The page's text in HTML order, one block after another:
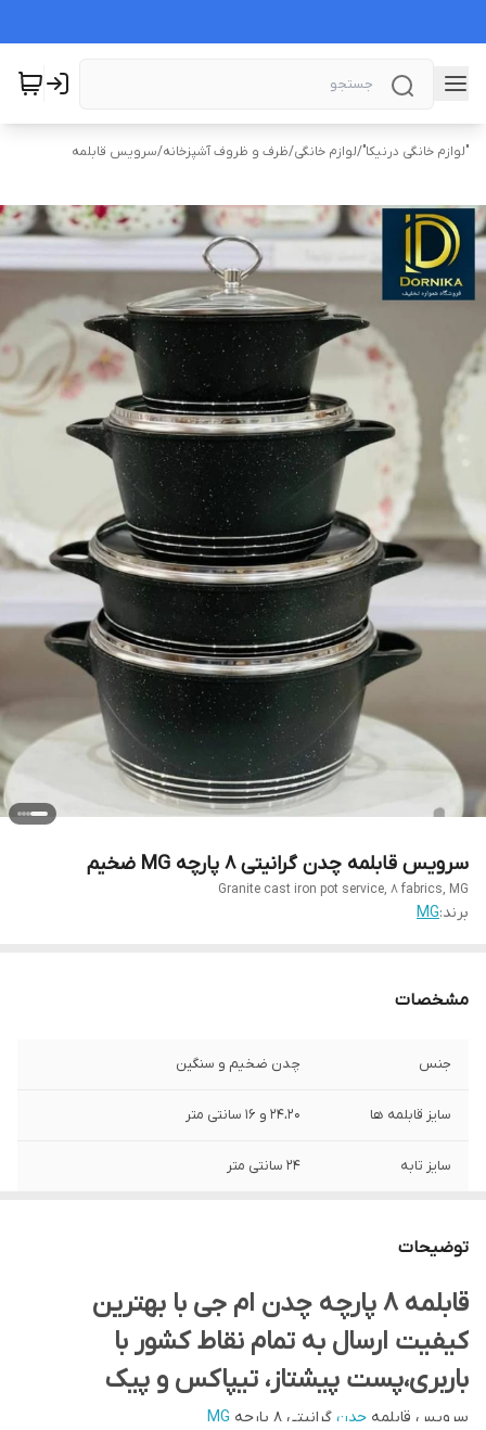
"لوازم خانگی درنیکا"/لوازم خانگی/ظرف و ظروف آشپزخانه/سرویس قابلمه
سرویس قابلمه چدن گرانیتی ۸ پارچه MG ضخیم
Granite cast iron pot service, 8 fabrics, MG
برند:MG
مشخصات
جنس چدن ضخیم و سنگین
سایز قابلمه ها ۲۴،۲۰ و ۱۶ سانتی متر
سایز تابه ۲۴ سانتی متر
نخواهد داشت)
توضیحات
قابلمه ۸ پارچه چدن ام جی با بهترین
کیفیت ارسال به تمام نقاط کشور با
باربری،پست پیشتاز، تیپاکس و پیک
سرویس قابلمه چدن گرانیتی ۸ پارچه
MG